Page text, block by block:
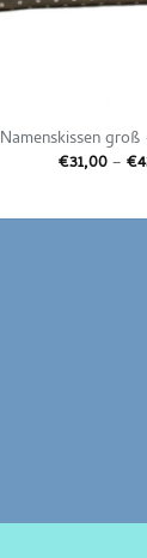
Namenskissen
€31,00– €